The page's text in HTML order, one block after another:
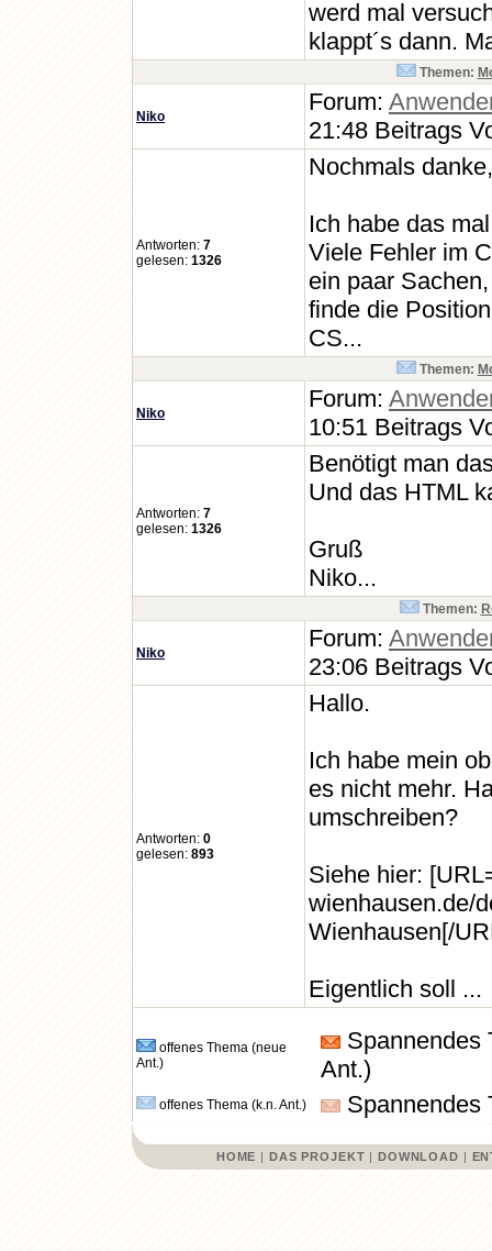
werd mal
klappt´s dann.
Themen:
Niko
Forum:
21:48 Beitrags
Antworten: 7
gelesen: 1326
Nochmals
Ich habe das
Viele Fehler im
ein paar
finde die
CS...
Themen:
Niko
Forum:
10:51 Beitrags
Antworten: 7
gelesen: 1326
Benötigt man
Und das HTML
Gruß
Niko...
Themen:
Niko
Forum:
23:06 Beitrags
Antworten: 0
gelesen: 893
Hallo.
Ich habe mein
es nicht mehr.
umschreiben?
Siehe hier:
wienhausen.de/
Wienhausen[/
Eigentlich soll ...
offenes Thema (neue
Ant.)
Spannendes
Ant.)
offenes Thema (k.n. Ant.) Spannendes
HOME | DAS PROJEKT | DOWNLOAD |